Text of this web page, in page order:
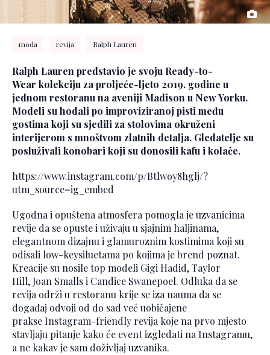
moda revija Ralph Lauren
Ralph Lauren predstavio je svoju Ready-to-
Wear kolekciju za proljeće-ljeto 2019. godine u
jednom restoranu na aveniji Madison u New Yorku.
Modeli su hodali po improviziranoj pisti među
gostima koji su sjedili za stolovima okruženi
interijerom s mnoštvom zlatnih detalja. Gledatelje su
posluživali konobari koji su donosili kafu i kolače.
https://www.instagram.com/p/Btlwoy8hglj/?
utm_source=ig_embed
Ugodna i opuštena atmosfera pomogla je uzvanicima
revije da se opuste i uživaju u sjajnim haljinama,
elegantnom dizajnu i glamuroznim kostimima koji su
odisali low-keysiluetama po kojima je brend poznat.
Kreacije su nosile top modeli Gigi Hadid, Taylor
Hill, Joan Smalls i Candice Swanepoel. Odluka da se
revija održi u restoranu krije se iza nauma da se
događaj odvoji od do sad već uobičajene
prakse Instagram-friendly revija koje na prvo mjesto
stavljaju pitanje kako će event izgledati na Instagramu,
a ne kakav je sam doživljaj uzvanika.